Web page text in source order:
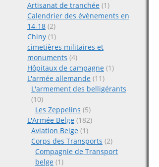
Artisanat de tranchée (1)
Calendrier des évènements en
14-18 (2)
Chiny (1)
cimetières militaires et
monuments (4)
Hôpitaux de campagne (1)
L'armée allemande (11)
L'armement des belligérants
(10)
Les Zeppelins (5)
L'Armée Belge (182)
Aviation Belge (1)
Corps des Transports (2)
Compagnie de Transport
belge (1)